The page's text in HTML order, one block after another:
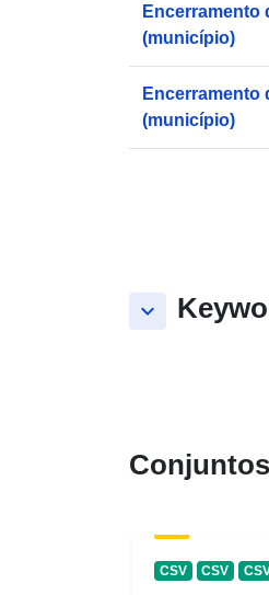
Encerramento
(município)
Encerramento
(município)
keyboard_arrow_down
CSV CSV